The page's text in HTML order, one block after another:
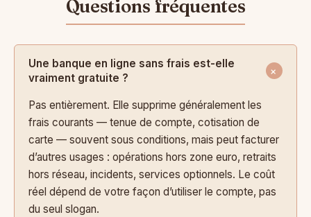
Une banque en ligne sans frais est-elle
vraiment gratuite ?
Pas entièrement. Elle supprime généralement les
frais courants — tenue de compte, cotisation de
carte — souvent sous conditions, mais peut facturer
d’autres usages : opérations hors zone euro, retraits
hors réseau, incidents, services optionnels. Le coût
réel dépend de votre façon d’utiliser le compte, pas
du seul slogan.